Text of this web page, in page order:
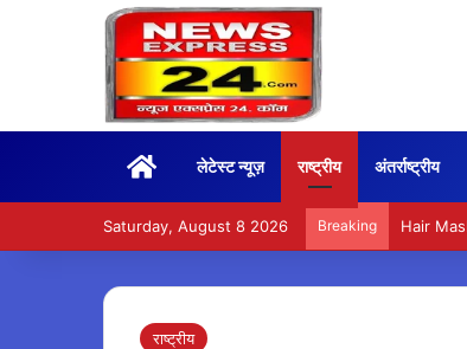
Homeलेटेस्ट न्यूज़ राष्ट्रीय अंतर्राष्ट्रीय
Saturday, August 8 2026 Breaking Hair
राष्ट्रीय